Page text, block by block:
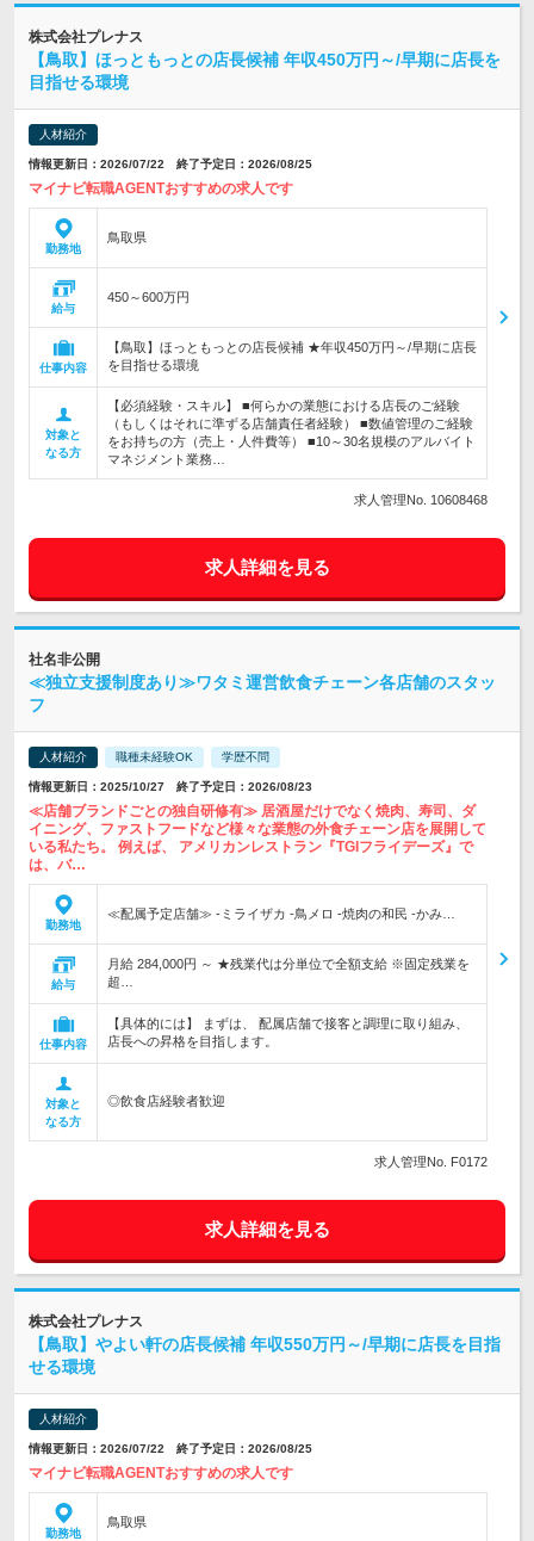
株式会社プレナス
【鳥取】ほっともっとの店長候補 年収450万円～/早期に店長を
目指せる環境
人材紹介
情報更新日：2026/07/22 終了予定日：2026/08/25
マイナビ転職AGENTおすすめの求人です
勤務地
鳥取県
給与
450～600万円
仕事内容
【鳥取】ほっともっとの店長候補 ★年収450万円～/早期に店長
を目指せる環境
対象と
なる方
【必須経験・スキル】 ■何らかの業態における店長のご経験
（もしくはそれに準ずる店舗責任者経験） ■数値管理のご経験
をお持ちの方（売上・人件費等） ■10～30名規模のアルバイト
マネジメント業務…
求人管理No. 10608468
求人詳細を見る
社名非公開
≪独立支援制度あり≫ワタミ運営飲食チェーン各店舗のスタッ
フ
人材紹介 職種未経験OK 学歴不問
情報更新日：2025/10/27 終了予定日：2026/08/23
≪店舗ブランドごとの独自研修有≫ 居酒屋だけでなく焼肉、寿司、ダ
イニング、ファストフードなど様々な業態の外食チェーン店を展開して
いる私たち。 例えば、 アメリカンレストラン『TGIフライデーズ』で
は、バ…
勤務地
≪配属予定店舗≫ ‐ミライザカ ‐鳥メロ ‐焼肉の和民 ‐かみ…
給与
月給 284,000円 ～ ★残業代は分単位で全額支給 ※固定残業を
超…
仕事内容
【具体的には】 まずは、 配属店舗で接客と調理に取り組み、
店長への昇格を目指します。
対象と
なる方
◎飲食店経験者歓迎
求人管理No. F0172
求人詳細を見る
株式会社プレナス
【鳥取】やよい軒の店長候補 年収550万円～/早期に店長を目指
せる環境
人材紹介
情報更新日：2026/07/22 終了予定日：2026/08/25
マイナビ転職AGENTおすすめの求人です
勤務地
鳥取県